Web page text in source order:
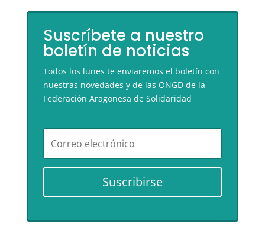
Suscríbete a nuestro
boletín de noticias
Todos los lunes te enviaremos el boletín con
nuestras novedades y de las ONGD de la
Federación Aragonesa de Solidaridad
Suscribirse